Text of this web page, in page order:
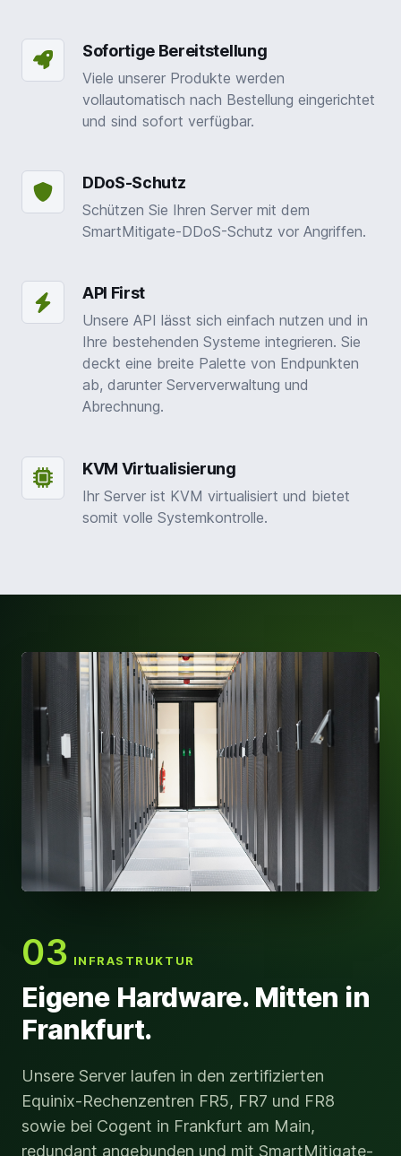
Sofortige Bereitstellung
Viele unserer Produkte werden
vollautomatisch nach Bestellung eingerichtet
und sind sofort verfügbar.
DDoS-Schutz
Schützen Sie Ihren Server mit dem
SmartMitigate-DDoS-Schutz vor Angriffen.
API First
Unsere API lässt sich einfach nutzen und in
Ihre bestehenden Systeme integrieren. Sie
deckt eine breite Palette von Endpunkten
ab, darunter Serververwaltung und
Abrechnung.
KVM Virtualisierung
Ihr Server ist KVM virtualisiert und bietet
somit volle Systemkontrolle.
03 INFRASTRUKTUR
Eigene Hardware. Mitten in
Frankfurt.
Unsere Server laufen in den zertifizierten
Equinix-Rechenzentren FR5, FR7 und FR8
sowie bei Cogent in Frankfurt am Main,
redundant angebunden und mit SmartMitigate-